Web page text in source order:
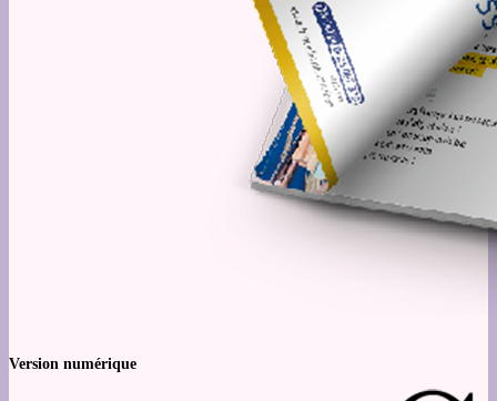
Version numérique